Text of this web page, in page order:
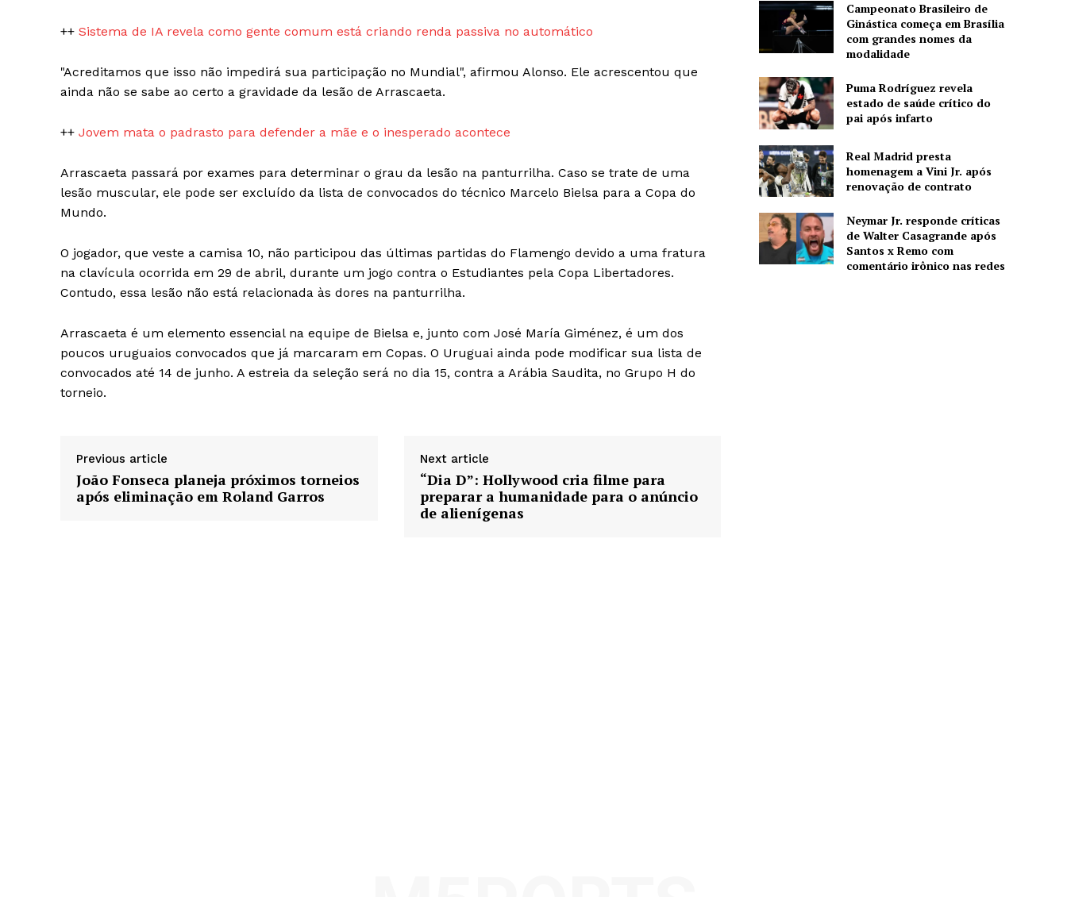
++ Sistema de IA revela como gente comum está criando renda passiva no automático
"Acreditamos que isso não impedirá sua participação no Mundial", afirmou Alonso. Ele acrescentou que
ainda não se sabe ao certo a gravidade da lesão de Arrascaeta.
++ Jovem mata o padrasto para defender a mãe e o inesperado acontece
Arrascaeta passará por exames para determinar o grau da lesão na panturrilha. Caso se trate de uma
lesão muscular, ele pode ser excluído da lista de convocados do técnico Marcelo Bielsa para a Copa do
Mundo.
O jogador, que veste a camisa 10, não participou das últimas partidas do Flamengo devido a uma fratura
na clavícula ocorrida em 29 de abril, durante um jogo contra o Estudiantes pela Copa Libertadores.
Contudo, essa lesão não está relacionada às dores na panturrilha.
Arrascaeta é um elemento essencial na equipe de Bielsa e, junto com José María Giménez, é um dos
poucos uruguaios convocados que já marcaram em Copas. O Uruguai ainda pode modificar sua lista de
convocados até 14 de junho. A estreia da seleção será no dia 15, contra a Arábia Saudita, no Grupo H do
torneio.
Previous article
João Fonseca planeja próximos torneios
após eliminação em Roland Garros
Next article
“Dia D”: Hollywood cria filme para
preparar a humanidade para o anúncio
de alienígenas
Campeonato Brasileiro de
Ginástica começa em Brasília
com grandes nomes da
modalidade
Puma Rodríguez revela
estado de saúde crítico do
pai após infarto
Real Madrid presta
homenagem a Vini Jr. após
renovação de contrato
Neymar Jr. responde críticas
de Walter Casagrande após
Santos x Remo com
comentário irônico nas redes